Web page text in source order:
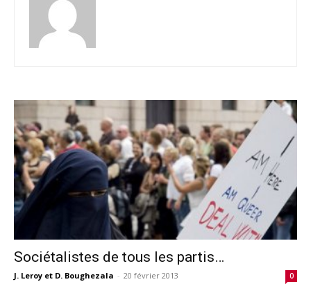
Sociétalistes de tous les partis…
J. Leroy et D. Boughezala - 20 février 2013 0